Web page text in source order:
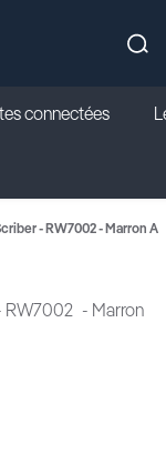
connectées
- RW7002 - Marron A
RW7002 - Marron